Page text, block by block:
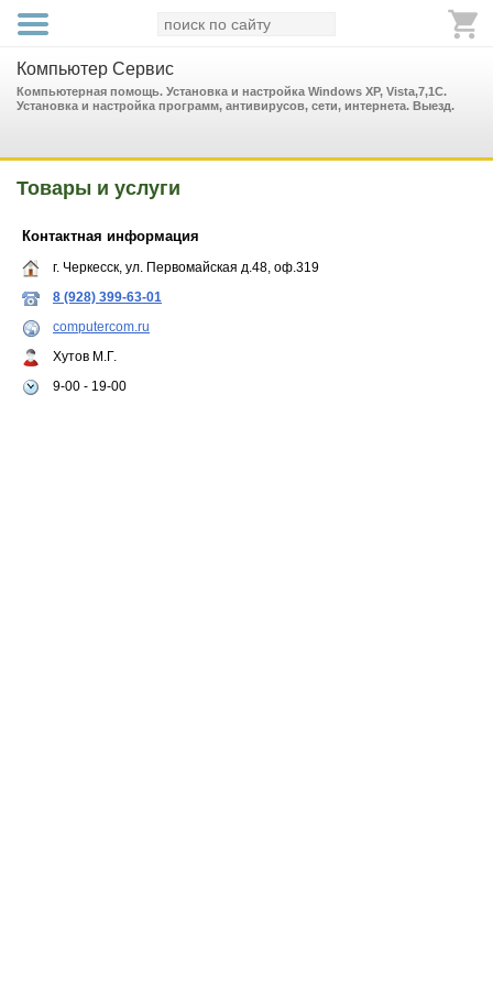
Компьютер Сервис
Компьютерная помощь. Установка и настройка Windows XP, Vista,7,1С.
Установка и настройка программ, антивирусов, сети, интернета. Выезд.
Товары и услуги
Контактная информация
г. Черкесск, ул. Первомайская д.48, оф.319
8 (928) 399-63-01
computercom.ru
Хутов М.Г.
9-00 - 19-00